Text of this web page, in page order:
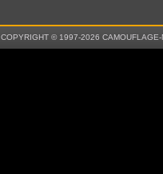
COPYRIGHT © 1997-2026 CAMOUFLAGE-